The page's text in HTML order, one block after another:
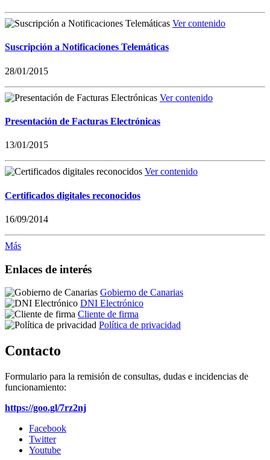
Ver contenido
Suscripción a Notificaciones Telemáticas
28/01/2015
Ver contenido
Presentación de Facturas Electrónicas
13/01/2015
Ver contenido
Certificados digitales reconocidos
16/09/2014
Más
Enlaces de interés
Gobierno de Canarias
DNI Electrónico
Cliente de firma
Política de privacidad
Contacto
Formulario para la remisión de consultas, dudas e incidencias de
funcionamiento:
https://goo.gl/7rz2nj
Facebook
Twitter
Youtube